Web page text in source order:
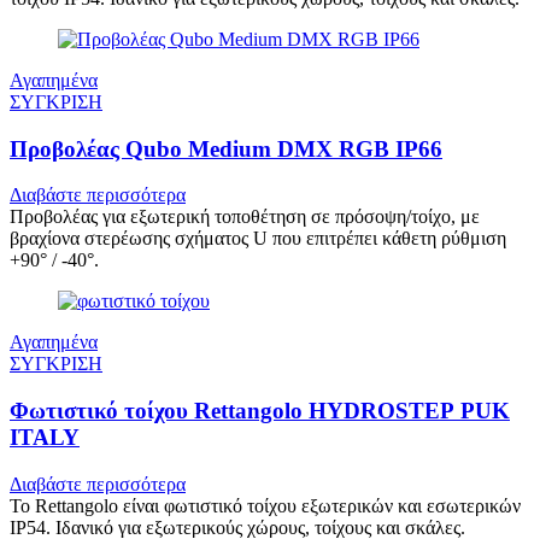
Αγαπημένα
ΣΥΓΚΡΙΣΗ
Προβολέας Qubo Medium DMX RGB IP66
Διαβάστε περισσότερα
Προβολέας για εξωτερική τοποθέτηση σε πρόσοψη/τοίχο, με
βραχίονα στερέωσης σχήματος U που επιτρέπει κάθετη ρύθμιση
+90° / -40°.
Αγαπημένα
ΣΥΓΚΡΙΣΗ
Φωτιστικό τοίχου Rettangolo HYDROSTEP PUK
ITALY
Διαβάστε περισσότερα
Το Rettangolo είναι φωτιστικό τοίχου εξωτερικών και εσωτερικών
IP54. Ιδανικό για εξωτερικούς χώρους, τοίχους και σκάλες.